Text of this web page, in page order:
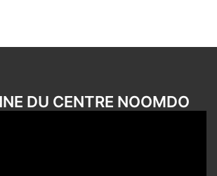
DU CENTRE NOOMDO